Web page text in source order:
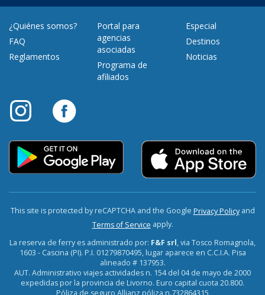
¿Quiénes somos?
FAQ
Reglamentos
Portal para
agencias
asociadas
Programa de
afiliados
Especial
Destinos
Noticias
This site is protected by reCAPTCHA and the Google Privacy Policyand
Terms of Service apply.
La reserva de ferry es administrado por: F&F srl, via Tosco Romagnola,
1603 - Cascina (PI). P.I. 01279870495, lugar aparece en C.C.I.A. Pisa
alineado # 137953.
AUT. Administrativo viajes actividades n. 154 del 04 de mayo de 2000
expedidas por la provincia de Livorno. Euro capital cuota 20.800.